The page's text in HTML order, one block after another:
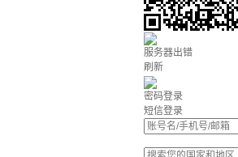
服务器出错
刷新
密码登录
短信登录